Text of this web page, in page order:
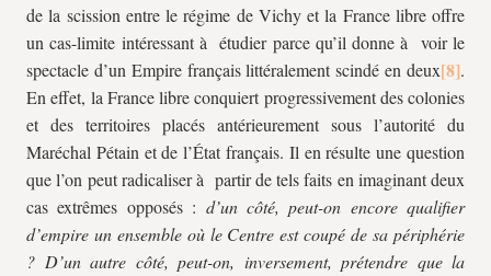
de la scission entre le régime de Vichy et la France libre offre
un cas-limite intéressant à étudier parce qu’il donne à voir le
spectacle d’un Empire français littéralement scindé en deux
.
En effet, la France libre conquiert progressivement des colonies
et des territoires placés antérieurement sous l’autorité du
Maréchal Pétain et de l’État français. Il en résulte une question
que l’on peut radicaliser à partir de tels faits en imaginant deux
cas extrêmes opposés : d’un côté, peut-on encore qualifier
d’empire un ensemble où le Centre est coupé de sa périphérie
? D’un autre côté, peut-on, inversement, prétendre que la